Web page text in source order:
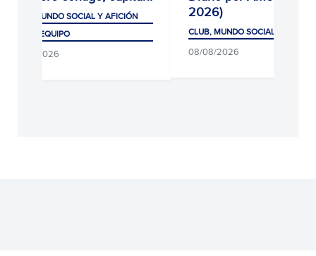
CLUB, MUNDO SOCIAL Y AFICIÓN
PRIMER EQUIPO
08/08/2026
2026)
CLUB, MUNDO SOCIAL Y
08/08/2026